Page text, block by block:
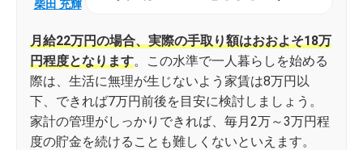
柴田 充輝
月給22万円の場合、実際の手取り額はおおよそ18万
円程度となります。この水準で一人暮らしを始める
際は、生活に無理が生じないよう家賃は8万円以
下、できれば7万円前後を目安に検討しましょう。
家計の管理がしっかりできれば、毎月2万～3万円程
度の貯金を続けることも難しくないといえます。